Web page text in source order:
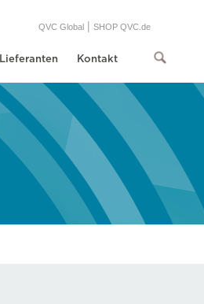
Lieferanten Kontakt
QVC Global | SHOP QVC.de